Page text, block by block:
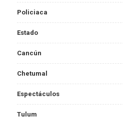
Policiaca
Estado
Cancún
Chetumal
Espectáculos
Tulum